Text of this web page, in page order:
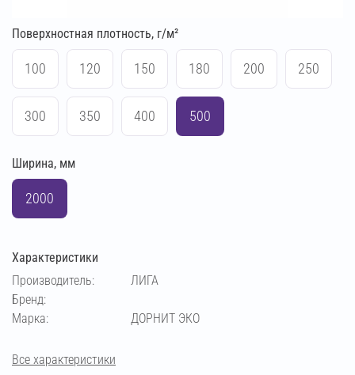
Поверхностная плотность, г/м²
100 120 150 180 200 250
300 350 400 500
Ширина, мм
2000
Характеристики
Производитель:
ЛИГА
Бренд:
Марка:
ДОРНИТ ЭКО
Все характеристики